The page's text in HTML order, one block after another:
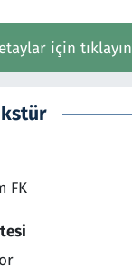
için tıklayın
FK